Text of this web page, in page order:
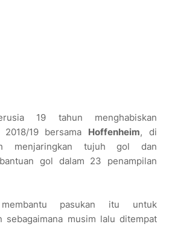
19 tahun menghabiskan
19 bersama Hoffenheim, di
menjaringkan tujuh gol dan
gol dalam 23 penampilan
pasukan itu untuk
sebagaimana musim lalu ditempat